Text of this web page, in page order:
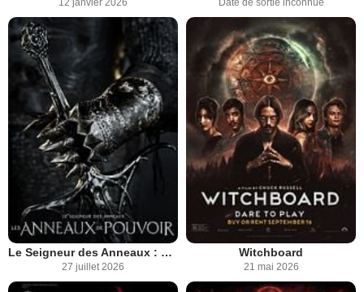
12 janvier 2026 Date de sortie inconnue
Le Seigneur des Anneaux : Les Anneaux de Pouvoir
27 juillet 2026
Witchboard
21 mai 2026